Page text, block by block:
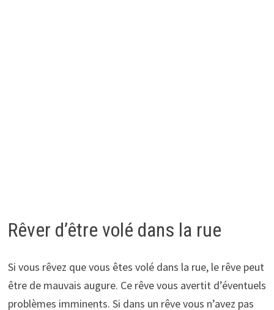
Rêver d’être volé dans la rue
Si vous rêvez que vous êtes volé dans la rue, le rêve peut
être de mauvais augure. Ce rêve vous avertit d’éventuels
problèmes imminents. Si dans un rêve vous n’avez pas